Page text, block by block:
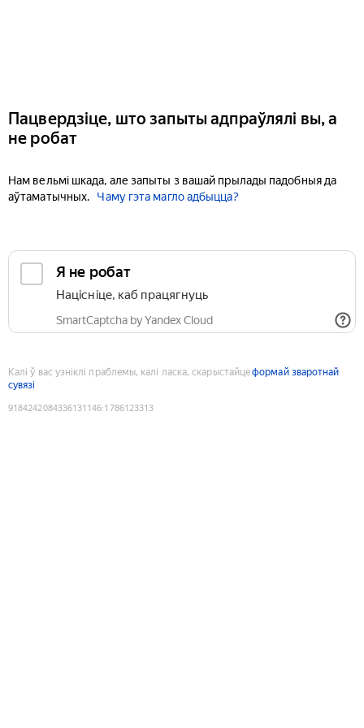
Пацвердзіце, што запыты адпраўлялі вы, а
не робат
Нам вельмі шкада, але запыты з вашай прылады падобныя да
аўтаматычных.
Чаму гэта магло адбыцца?
Я не робат
Націсніце, каб працягнуць
SmartCaptcha by Yandex Cloud
Калі ў вас узніклі праблемы, калі ласка, скарыстайцеформай зваротнай
сувязі
9184242084336131146:1786123313